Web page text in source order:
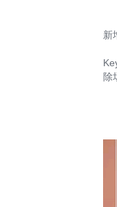
新
除